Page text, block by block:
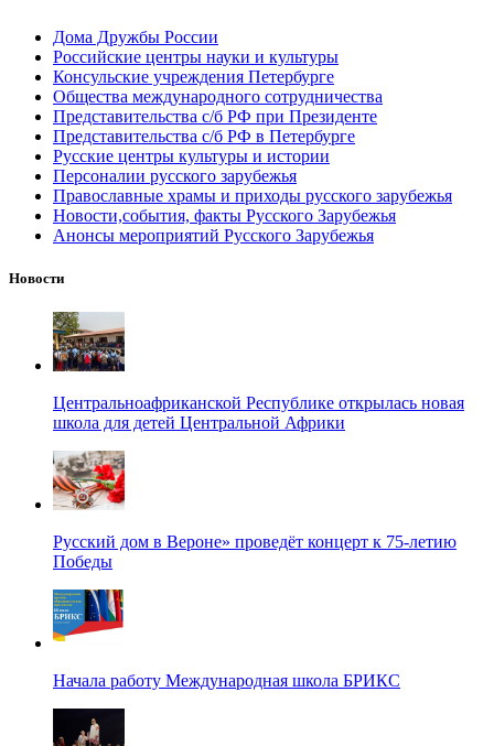
Дома Дружбы России
Российские центры науки и культуры
Консульские учреждения Петербурге
Общества международного сотрудничества
Представительства с/б РФ при Президенте
Представительства с/б РФ в Петербурге
Русские центры культуры и истории
Персоналии русского зарубежья
Православные храмы и приходы русского зарубежья
Новости,события, факты Русского Зарубежья
Анонсы мероприятий Русского Зарубежья
Новости
Центральноафриканской Республике открылась новая
школа для детей Центральной Африки
Русский дом в Вероне» проведёт концерт к 75-летию
Победы
Начала работу Международная школа БРИКС